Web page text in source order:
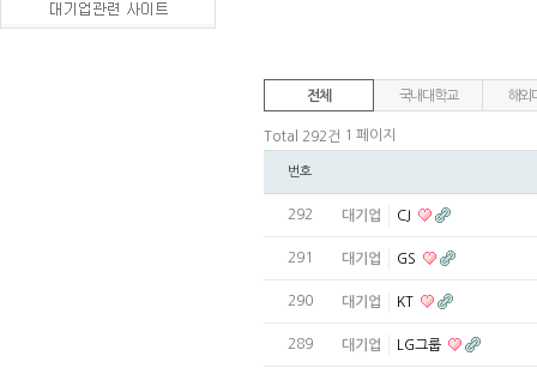
전체 국내대학교 해외
Total 292건 1 페이지
번호
292 대기업 CJ
291 대기업 GS
290 대기업 KT
289 대기업 LG그룹